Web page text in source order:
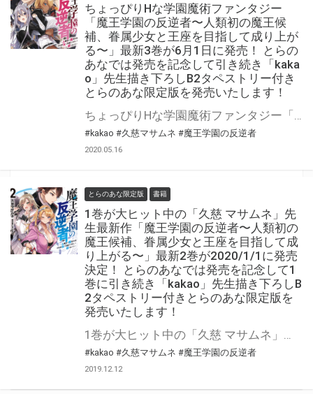
ちょっぴりHな学園魔術ファンタジー
「魔王学園の反逆者〜人類初の魔王候
補、眷属少女と王座を目指して成り上が
る〜」最新3巻が6月1日に発売！ とらの
あなでは発売を記念して引き続き「kaka
o」先生描き下ろしB2タペストリー付き
とらのあな限定版を発売いたします！
#kakao #久慈マサムネ #魔王学園の反逆者
2020.05.16
とらのあな限定版 書籍
1巻が大ヒット中の「久慈 マサムネ」先
生最新作「魔王学園の反逆者〜人類初の
魔王候補、眷属少女と王座を目指して成
り上がる〜」最新2巻が2020/1/1に発売
決定！ とらのあなでは発売を記念して1
巻に引き続き「kakao」先生描き下ろしB
2タペストリー付きとらのあな限定版を
発売いたします！
#kakao #久慈マサムネ #魔王学園の反逆者
2019.12.12